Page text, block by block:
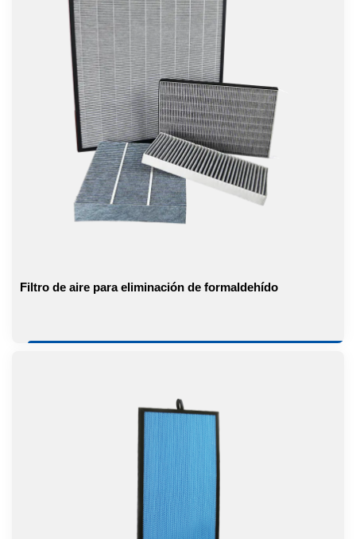
Filtro de aire para eliminación de formaldehído